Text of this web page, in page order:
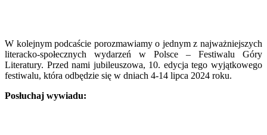
W kolejnym podcaście porozmawiamy o jednym z najważniejszych
literacko-społecznych wydarzeń w Polsce – Festiwalu Góry
Literatury. Przed nami jubileuszowa, 10. edycja tego wyjątkowego
festiwalu, która odbędzie się w dniach 4-14 lipca 2024 roku.
Posłuchaj wywiadu: